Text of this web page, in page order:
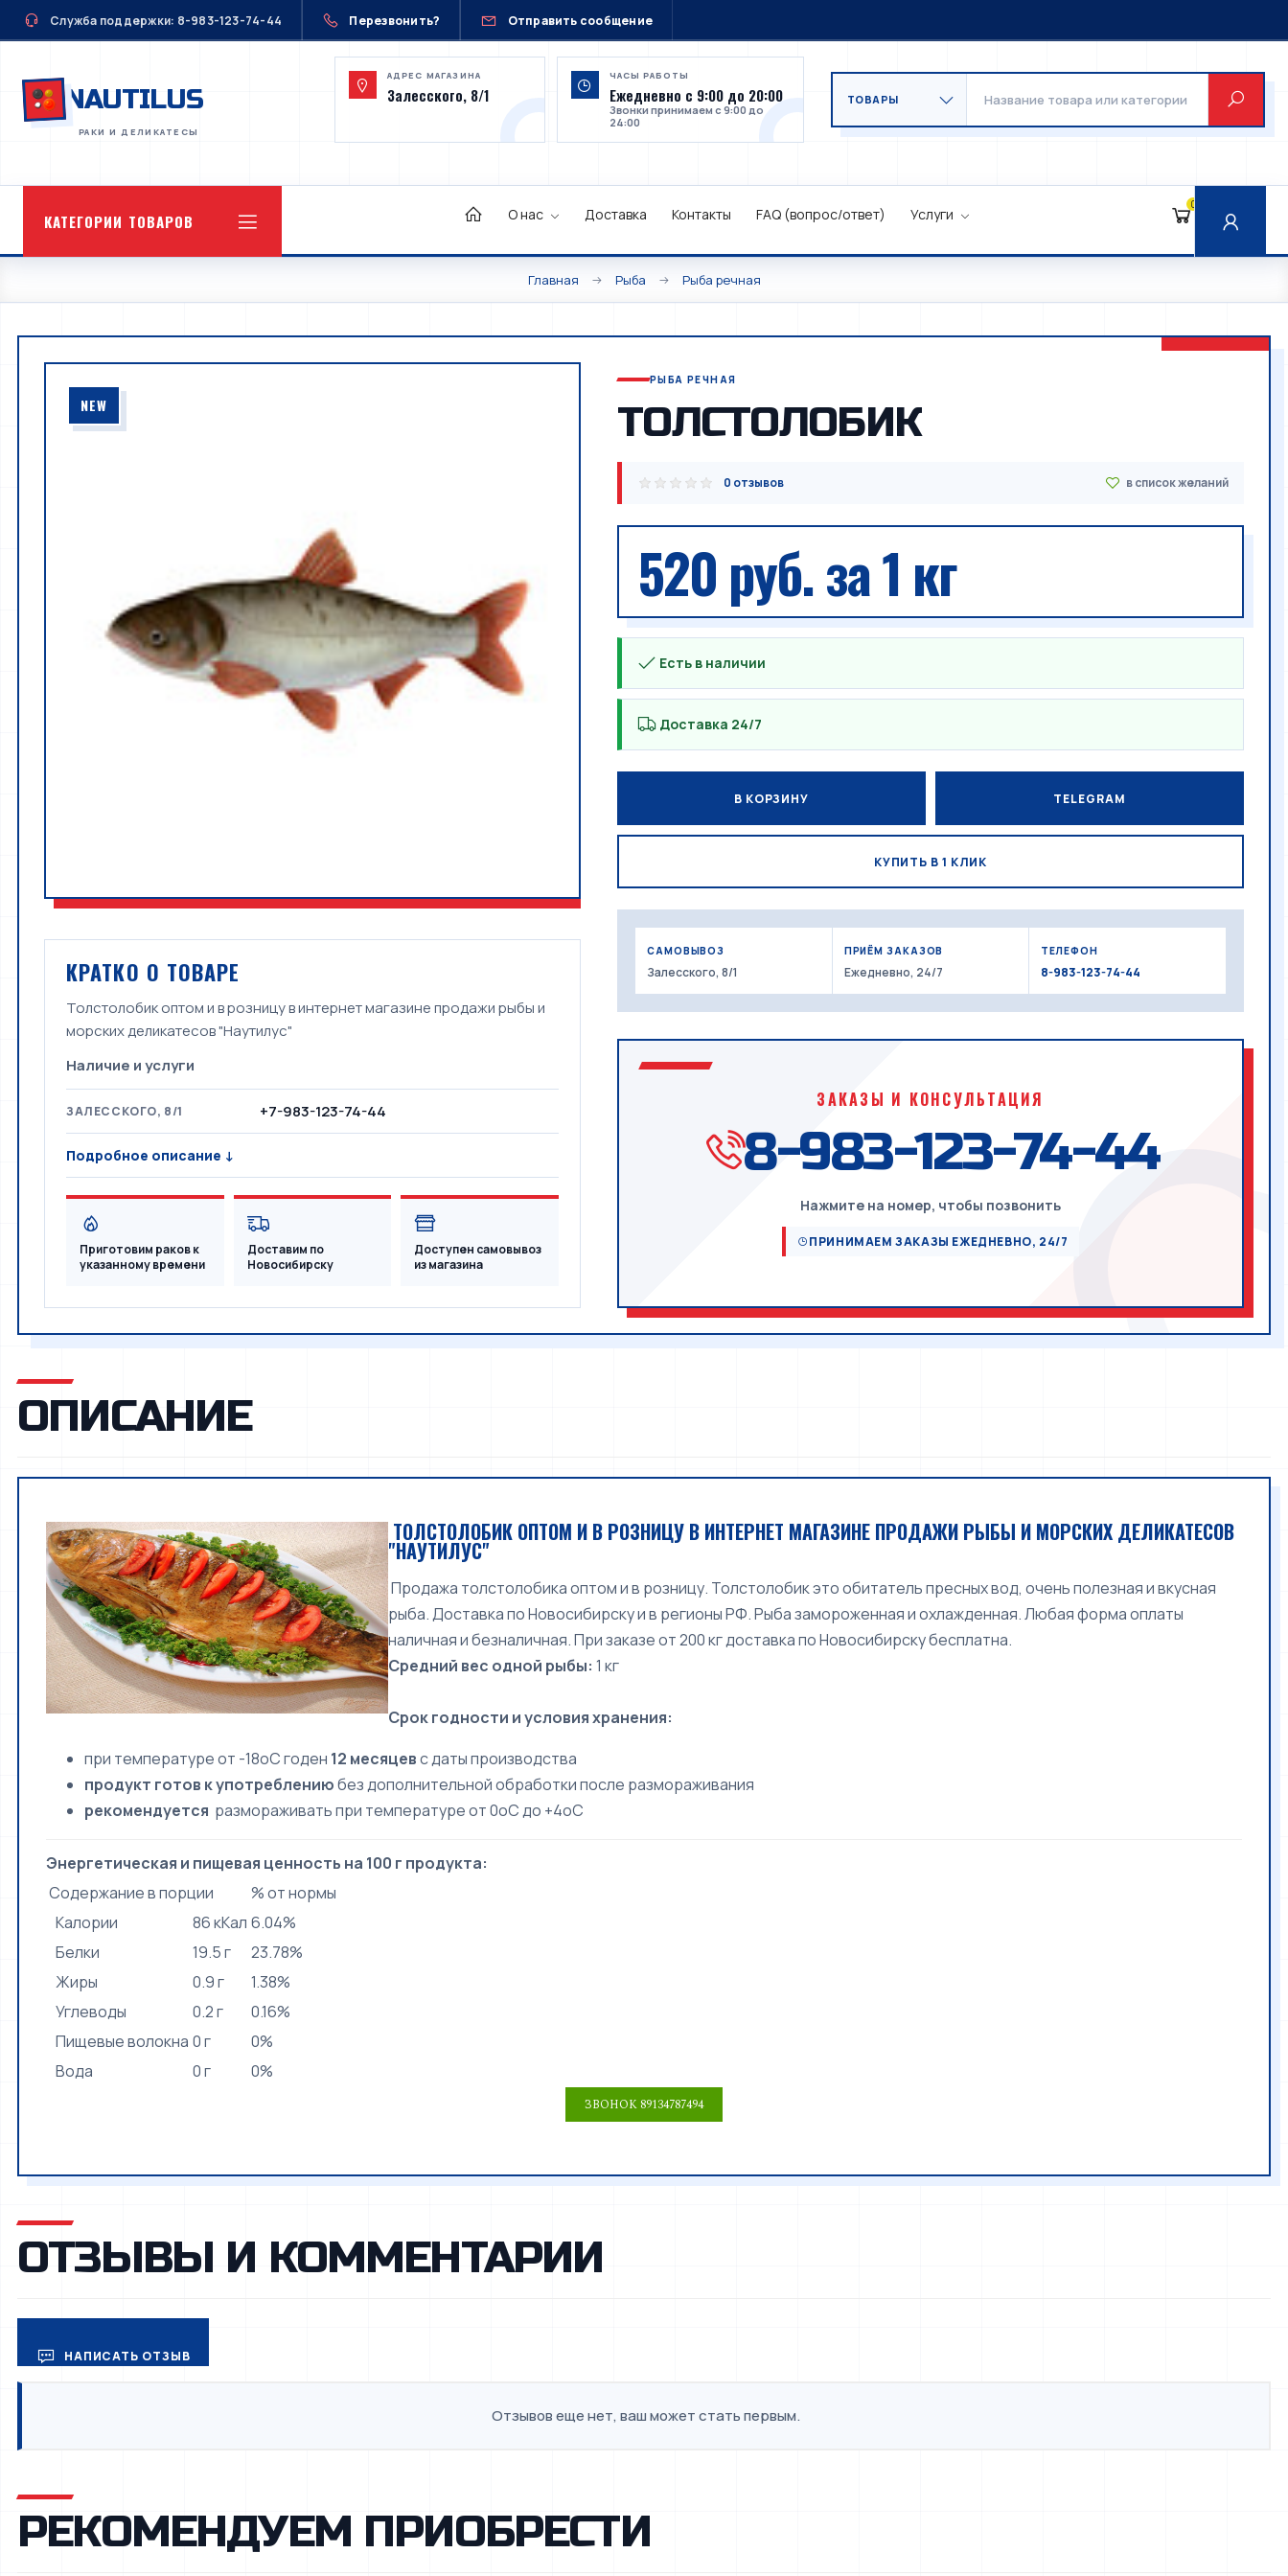
Служба поддержки: 8-983-123-74-44 Перезвонить? Отправить сообщение
NAUTILUS
АДРЕС МАГАЗИНА
Залесского, 8/1
ЧАСЫ РАБОТЫ
Ежедневно с 9:00 до 20:00
Звонки принимаем с 9:00 до
24:00
КАТЕГОРИИ ТОВАРОВ О нас Доставка Контакты FAQ (вопрос/ответ) Услуги
0
Главная Рыба Рыба речная
NEW
РЫБА РЕЧНАЯ
ТОЛСТОЛОБИК
0 отзывов
520 руб.за 1 кг
Есть в наличии
Доставка 24/7
В КОРЗИНУ TELEGRAM
КУПИТЬ В 1 КЛИК
САМОВЫВОЗ
Залесского, 8/1
ПРИЁМ ЗАКАЗОВ
Ежедневно, 24/7
ТЕЛЕФОН
8-983-123-74-44
ЗАКАЗЫ И КОНСУЛЬТАЦИЯ
8-983-123-74-44
Нажмите на номер, чтобы позвонить
ПРИНИМАЕМ ЗАКАЗЫ ЕЖЕДНЕВНО, 24/7
КРАТКО О ТОВАРЕ
Толстолобик оптом и в розницу в интернет магазине продажи рыбы и
морских деликатесов "Наутилус"
Наличие и услуги
ЗАЛЕССКОГО, 8/1 +7-983-123-74-44
Подробное описание ↓
Приготовим раков к
указанному времени
Доставим по
Новосибирску
Доступен самовывоз
из магазина
ОПИСАНИЕ
ТОЛСТОЛОБИК ОПТОМ И В РОЗНИЦУ В ИНТЕРНЕТ МАГАЗИНЕ ПРОДАЖИ РЫБЫ И МОРСКИХ ДЕЛИКАТЕСОВ
"НАУТИЛУС"
Продажа толстолобика оптом и в розницу. Толстолобик это обитатель пресных вод, очень полезная и вкусная
рыба. Доставка по Новосибирску и в регионы РФ. Рыба замороженная и охлажденная. Любая форма оплаты
наличная и безналичная. При заказе от 200 кг доставка по Новосибирску бесплатна.
Средний вес одной рыбы: 1 кг
Срок годности и условия хранения:
при температуре от -18оС годен 12 месяцевс даты производства
продукт готов к употреблениюбез дополнительной обработки после размораживания
рекомендуется размораживать при температуре от 0оС до +4оС
Энергетическая и пищевая ценность на 100 г продукта:
Содержание в порции
% от нормы
Калории
86 кКал 6.04%
Белки
19.5 г
23.78%
Жиры
0.9 г
1.38%
Углеводы
0.2 г
0.16%
Пищевые волокна 0 г
0%
Вода
0 г 0%
ОТЗЫВЫ И КОММЕНТАРИИ
НАПИСАТЬ ОТЗЫВ
Отзывов еще нет, ваш может стать первым.
РЕКОМЕНДУЕМ ПРИОБРЕСТИ